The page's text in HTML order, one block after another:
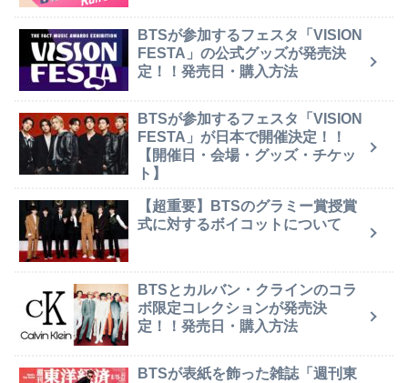
BTSが参加するフェスタ「VISION
FESTA」の公式グッズが発売決
定！！発売日・購入方法
BTSが参加するフェスタ「VISION
FESTA」が日本で開催決定！！
【開催日・会場・グッズ・チケッ
ト】
【超重要】BTSのグラミー賞授賞
式に対するボイコットについて
BTSとカルバン・クラインのコラ
ボ限定コレクションが発売決
定！！発売日・購入方法
BTSが表紙を飾った雑誌「週刊東